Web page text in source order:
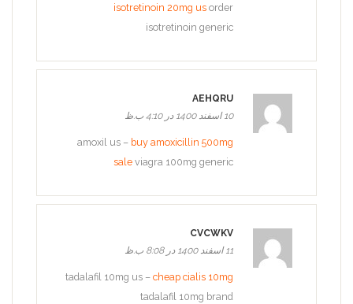
isotretinoin 20mg us order
isotretinoin generic
AEHQRU
10 اسفند 1400 در 4:10 ب.ظ
amoxil us – buy amoxicillin 500mg
sale viagra 100mg generic
CVCWKV
11 اسفند 1400 در 8:08 ب.ظ
tadalafil 10mg us – cheap cialis 10mg
tadalafil 10mg brand